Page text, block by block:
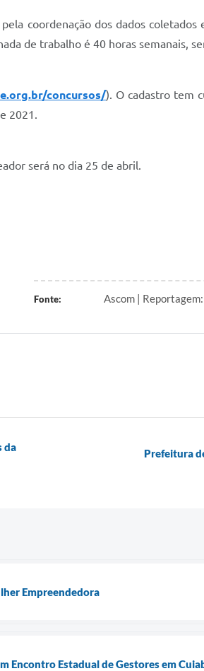
coordenação dos dados
de trabalho é 40 horas semanais,
concursos/). O cadastro tem
2021.
será no dia 25 de abril.
Fonte: Ascom |
da
Prefeitura
Empreendedora
Encontro Estadual de Gestores em